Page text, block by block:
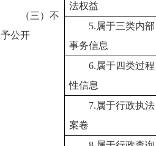
（三）不
予公开
法权益
5.属于三类内部
事务信息
6.属于四类过程
性信息
7.属于行政执法
案卷